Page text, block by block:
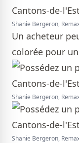
Shanie Bergeron,
Un acheteur
colorée pour
Shanie Bergeron,
Shanie Bergeron,